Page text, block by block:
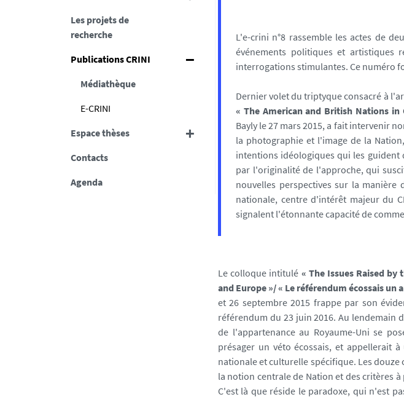
Les projets de
recherche
Publications CRINI
Médiathèque
E-CRINI
Espace thèses
Contacts
Agenda
L'e-crini n°8 rassemble les actes de
événements politiques et artistiques
interrogations stimulantes. Ce numéro
Dernier volet du triptyque consacré à
« The American and British Nations
Bayly le 27 mars 2015, a fait intervenir
la photographie et l'image de la
intentions idéologiques qui les guident
par l'originalité de l'approche, qui
nouvelles perspectives sur la
nationale, centre d'intérêt majeur du
signalent l'étonnante capacité de
Le colloque intitulé « The Issues Raised
and Europe »/« Le référendum écossais un
et 26 septembre 2015 frappe par son
référendum du 23 juin 2016. Au lendemain
de l'appartenance au Royaume-Uni se
présager un véto écossais, et appellerait
nationale et culturelle spécifique. Les
la notion centrale de Nation et des critères
C'est là que réside le paradoxe, qui n'est